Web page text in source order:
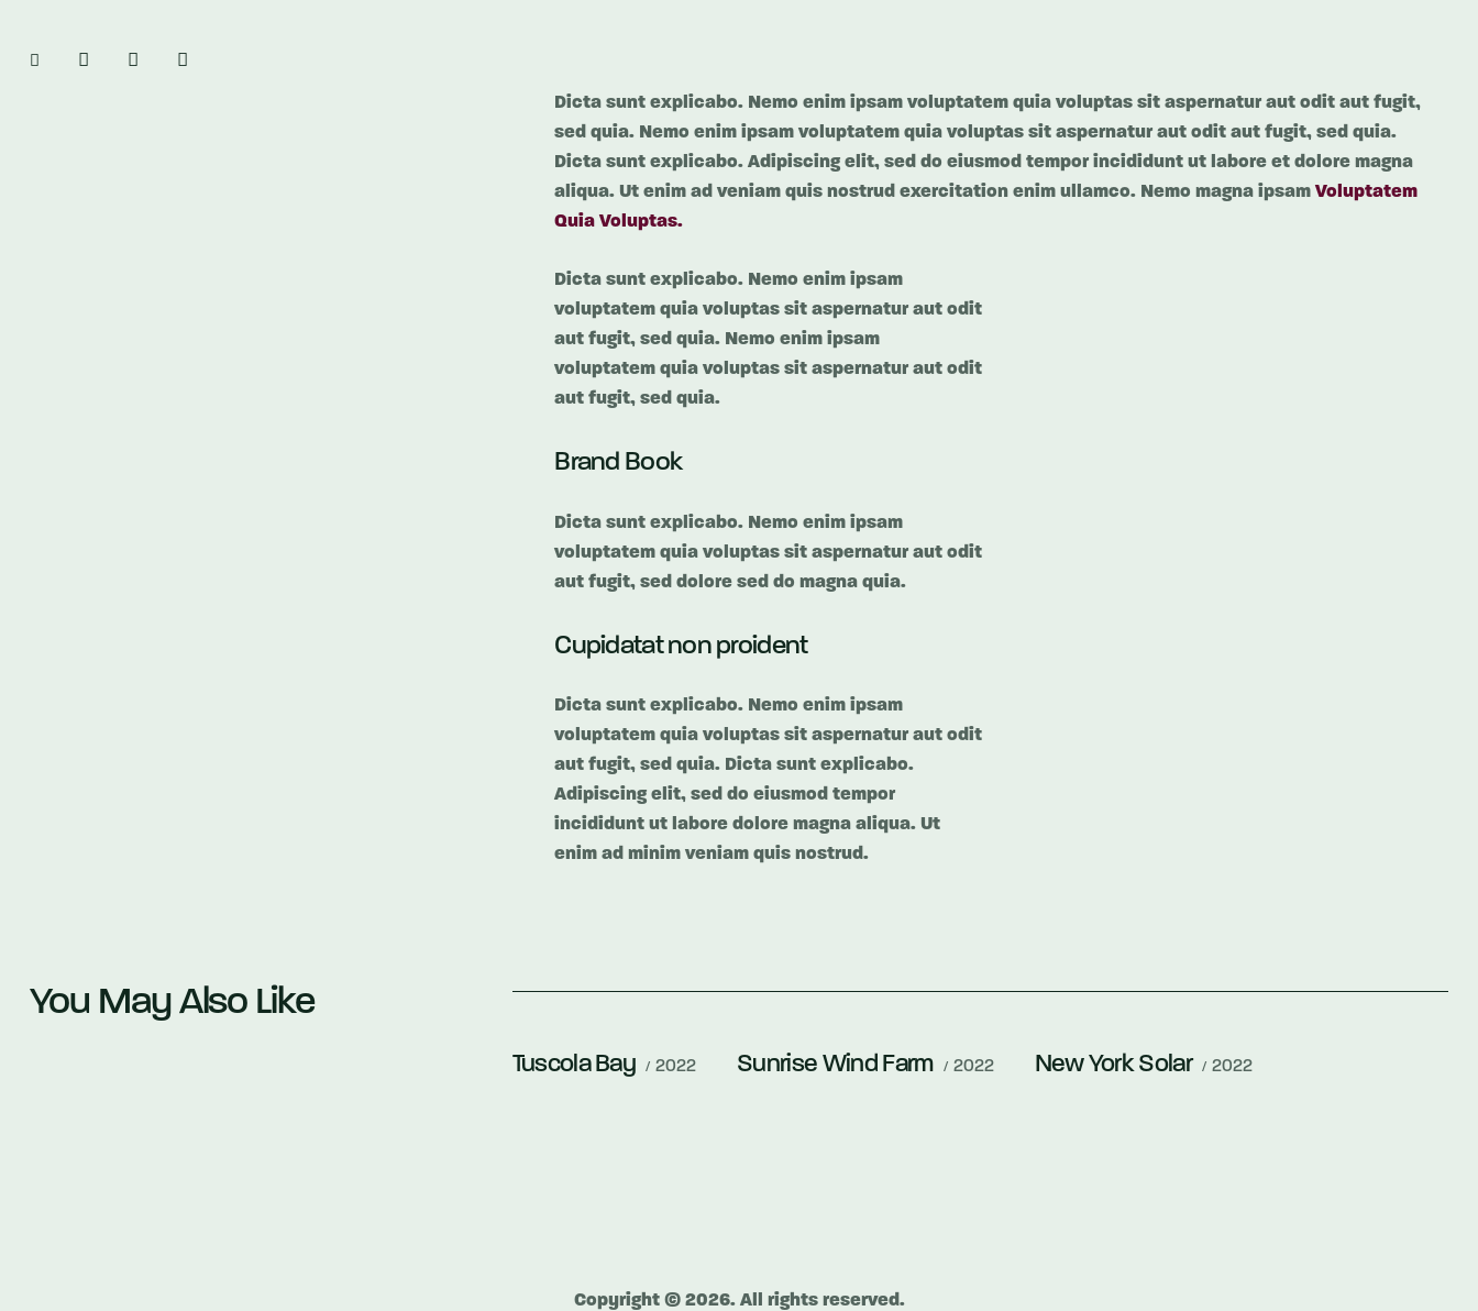
Dicta sunt explicabo. Nemo enim ipsam voluptatem quia voluptas sit aspernatur aut odit aut fugit,
sed quia. Nemo enim ipsam voluptatem quia voluptas sit aspernatur aut odit aut fugit, sed quia.
Dicta sunt explicabo. Adipiscing elit, sed do eiusmod tempor incididunt ut labore et dolore magna
aliqua. Ut enim ad veniam quis nostrud exercitation enim ullamco. Nemo magna ipsamVoluptatem
Quia Voluptas.
Dicta sunt explicabo. Nemo enim ipsam
voluptatem quia voluptas sit aspernatur aut odit
aut fugit, sed quia. Nemo enim ipsam
voluptatem quia voluptas sit aspernatur aut odit
aut fugit, sed quia.
Brand Book
Dicta sunt explicabo. Nemo enim ipsam
voluptatem quia voluptas sit aspernatur aut odit
aut fugit, sed dolore sed do magna quia.
Cupidatat non proident
Dicta sunt explicabo. Nemo enim ipsam
voluptatem quia voluptas sit aspernatur aut odit
aut fugit, sed quia. Dicta sunt explicabo.
Adipiscing elit, sed do eiusmod tempor
incididunt ut labore dolore magna aliqua. Ut
enim ad minim veniam quis nostrud.
You May Also Like
2022
Tuscola Bay 2022
Sunrise Wind Farm 2022
New York Solar
Copyright © 2026. All rights reserved.